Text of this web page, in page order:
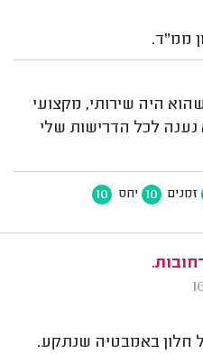
ממ"ד.
היה שירותי, מקצועי
נענה לכל הדרישות שלי
זמנים 10 יחס 10
חלון באמבטיה שנתקע.